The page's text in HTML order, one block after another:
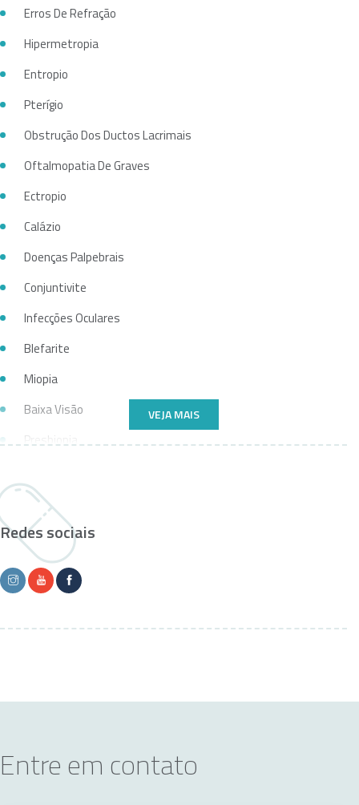
Erros De Refração
Hipermetropia
Entropio
Pterígio
Obstrução Dos Ductos Lacrimais
Oftalmopatia De Graves
Ectropio
Calázio
Doenças Palpebrais
Conjuntivite
Infecções Oculares
Blefarite
Miopia
Baixa Visão
Presbiopia
Neoplasias Palpebrais
Corpos Estranhos No Olho
Ametropia, ou erros de refração
Dermatocálase
VEJA MAIS
Redes sociais
Entre em contato